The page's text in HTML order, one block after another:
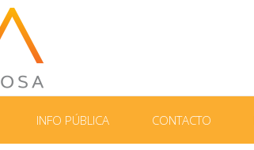
INFO PÚBLICA CONTACTO